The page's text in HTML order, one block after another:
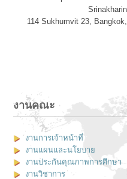
114 Sukhumvit 23,
งานคณะ
งานการเจ้าหน้าที่
งานแผนและนโยบาย
งานประกันคุณภาพการศึกษา
งานวิชาการ